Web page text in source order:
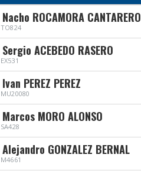
Nacho ROCAMORA CANTARERO
TO824
Sergio ACEBEDO RASERO
EX531
Ivan PEREZ PEREZ
MU20080
Marcos MORO ALONSO
SA428
Alejandro GONZALEZ BERNAL
M4661